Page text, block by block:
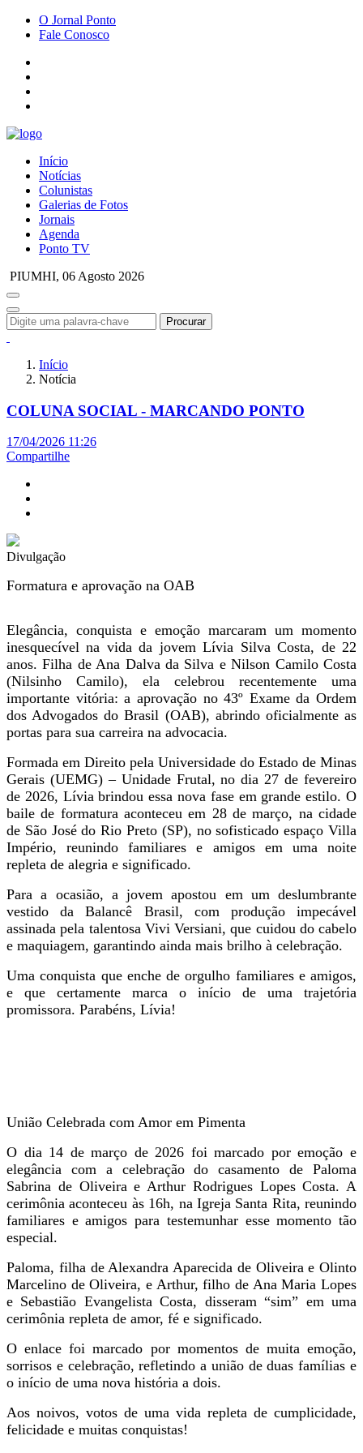
O Jornal Ponto
Fale Conosco
Início
Notícias
Colunistas
Galerias de Fotos
Jornais
Agenda
Ponto TV
PIUMHI, 06 Agosto 2026
Procurar
Início
Notícia
COLUNA SOCIAL - MARCANDO PONTO
17/04/2026 11:26
Compartilhe
Divulgação
Formatura e aprovação na OAB
Elegância, conquista e emoção marcaram um momento
inesquecível na vida da jovem Lívia Silva Costa, de 22
anos. Filha de Ana Dalva da Silva e Nilson Camilo Costa
(Nilsinho Camilo), ela celebrou recentemente uma
importante vitória: a aprovação no 43º Exame da Ordem
dos Advogados do Brasil (OAB), abrindo oficialmente as
portas para sua carreira na advocacia.
Formada em Direito pela Universidade do Estado de Minas
Gerais (UEMG) – Unidade Frutal, no dia 27 de fevereiro
de 2026, Lívia brindou essa nova fase em grande estilo. O
baile de formatura aconteceu em 28 de março, na cidade
de São José do Rio Preto (SP), no sofisticado espaço Villa
Império, reunindo familiares e amigos em uma noite
repleta de alegria e significado.
Para a ocasião, a jovem apostou em um deslumbrante
vestido da Balancê Brasil, com produção impecável
assinada pela talentosa Vivi Versiani, que cuidou do cabelo
e maquiagem, garantindo ainda mais brilho à celebração.
Uma conquista que enche de orgulho familiares e amigos,
e que certamente marca o início de uma trajetória
promissora. Parabéns, Lívia!
União Celebrada com Amor em Pimenta
O dia 14 de março de 2026 foi marcado por emoção e
elegância com a celebração do casamento de Paloma
Sabrina de Oliveira e Arthur Rodrigues Lopes Costa. A
cerimônia aconteceu às 16h, na Igreja Santa Rita, reunindo
familiares e amigos para testemunhar esse momento tão
especial.
Paloma, filha de Alexandra Aparecida de Oliveira e Olinto
Marcelino de Oliveira, e Arthur, filho de Ana Maria Lopes
e Sebastião Evangelista Costa, disseram “sim” em uma
cerimônia repleta de amor, fé e significado.
O enlace foi marcado por momentos de muita emoção,
sorrisos e celebração, refletindo a união de duas famílias e
o início de uma nova história a dois.
Aos noivos, votos de uma vida repleta de cumplicidade,
felicidade e muitas conquistas!